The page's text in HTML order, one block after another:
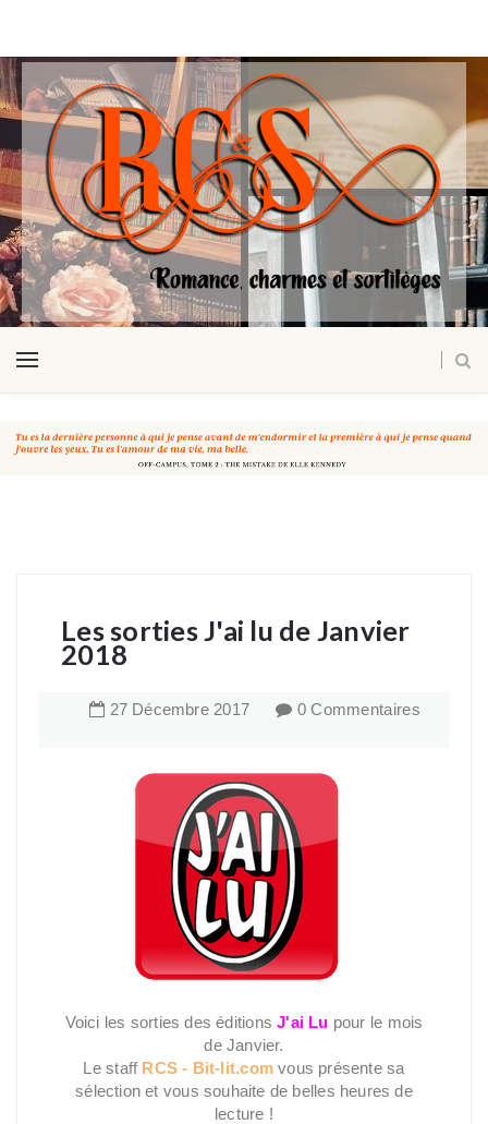
Les sorties J'ai lu de Janvier
2018
27 Décembre 2017 0 Commentaires
Voici les sorties des éditionsJ'ai Lu pour le mois
de Janvier.
Le staff RCS - Bit-lit.comvous présente sa
sélection et vous souhaite de belles heures de
lecture !